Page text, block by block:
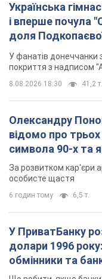
Українська
і вперше почула
доля
"золото"
У фанатів донеччанки
покриття з надписом
8.08.2026 18:30 41,2 т.
Олександру
відомо про трьох
символа 90-х та
мають
За розвитком кар'єри
особисте щастя
6 годин тому 6,5 т.
У ПриватБанку
долари 1996
обмінники та